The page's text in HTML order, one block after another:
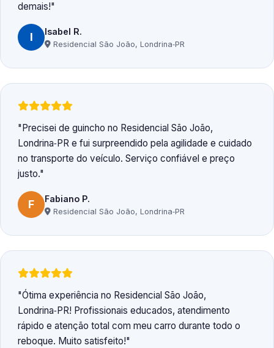
demais!
I Isabel R.
Residencial São João, Londrina‑PR
Precisei de guincho no Residencial São João,
Londrina‑PR e fui surpreendido pela agilidade e cuidado
no transporte do veículo. Serviço confiável e preço
justo.
F Fabiano P.
Residencial São João, Londrina‑PR
Ótima experiência no Residencial São João,
Londrina‑PR! Profissionais educados, atendimento
rápido e atenção total com meu carro durante todo o
reboque. Muito satisfeito!